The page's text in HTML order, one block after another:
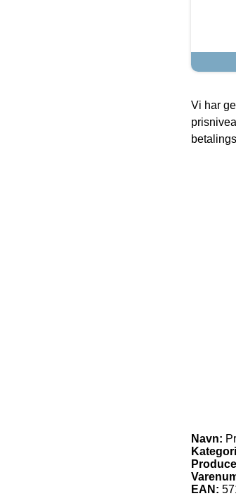
Vi har
Navn:
EAN: